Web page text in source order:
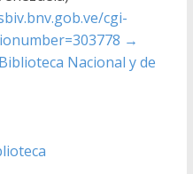
cgi-
→
Nacional y de